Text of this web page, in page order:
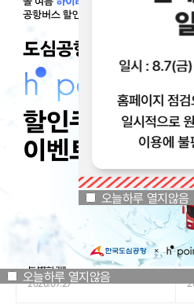
오늘하루 열지않음
오늘하루 열지않음
오늘하루 열지않음
실시간
위치안내
리무진 노선
및 시간표
공지사
[인천국제공항공사 x 잔망루피]
공항은 GREEN하게, 굿즈는
특별하게!
2026.07.27